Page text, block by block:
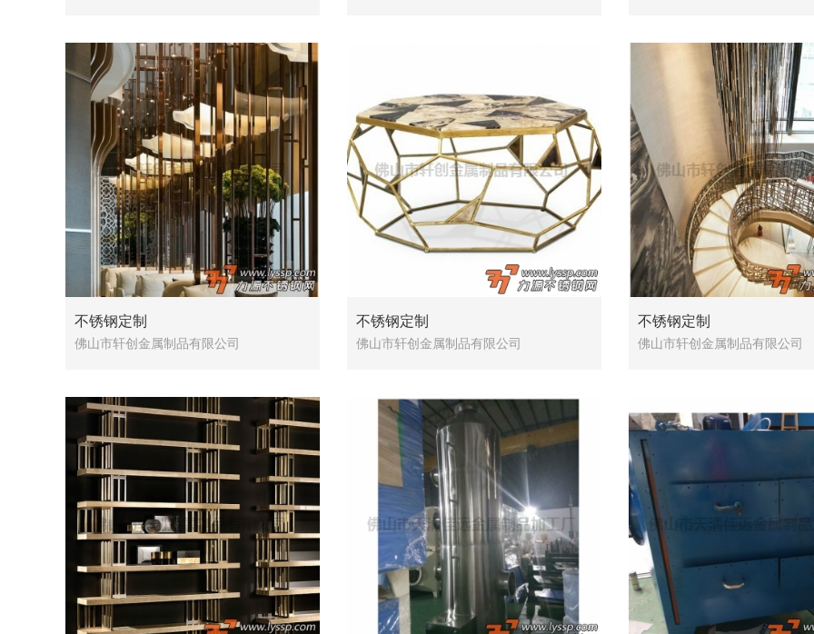
不锈钢定制
佛山市轩创金属制品有限公司
不锈钢定制
佛山市轩创金属制品有限公司
不锈钢定制
佛山市轩创金属制品有限公司